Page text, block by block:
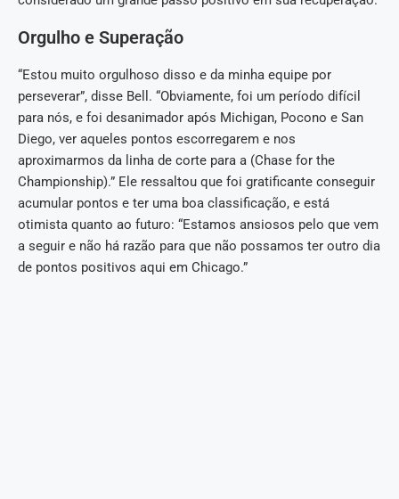
Orgulho e Superação
“Estou muito orgulhoso disso e da minha equipe por
perseverar”, disse Bell. “Obviamente, foi um período difícil
para nós, e foi desanimador após Michigan, Pocono e San
Diego, ver aqueles pontos escorregarem e nos
aproximarmos da linha de corte para a (Chase for the
Championship).” Ele ressaltou que foi gratificante conseguir
acumular pontos e ter uma boa classificação, e está
otimista quanto ao futuro: “Estamos ansiosos pelo que vem
a seguir e não há razão para que não possamos ter outro dia
de pontos positivos aqui em Chicago.”